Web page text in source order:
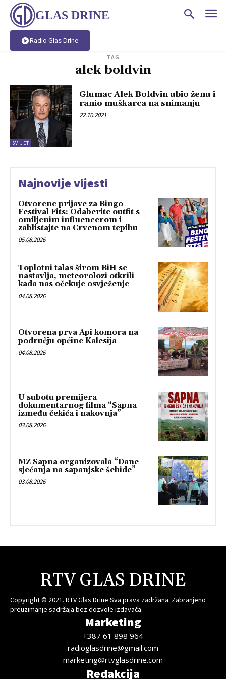
GLAS DRINE
Radio Glas Drine
TAG
alek boldvin
SVIJET
Glumac Alek Boldvin ubio ženu i
ranio muškarca na snimanju
22.10.2021
Najnovije vijesti
Otvorene prijave za Bingo
Festival Fits: Odaberite outfit s
omiljenim influencerom i
zablistajte na Crvenom tepihu
05.08.2026
Toplotni talas širom BiH se
nastavlja, meteorolozi otkrili
kada nas očekuje osvježenje
04.08.2026
Otvorena prva Api komora na
području općine Kalesija
04.08.2026
U subotu premijera
dokumentarnog filma “Sapna
između čekića i nakovnja”
03.08.2026
MZ Sapna organizovala “Dane
sjećanja na sapanjske šehide”
03.08.2026
RTV GLAS DRINE
Copyright © 2021. RTV Glas Drine Sva prava zadržana. Zabranjeno
preuzimanje sadržaja bez dozvole izdavača.
Marketing
+387 61 898 964
radioglasdrine@gmail.com
marketing@rtvglasdrine.com
Redakcija